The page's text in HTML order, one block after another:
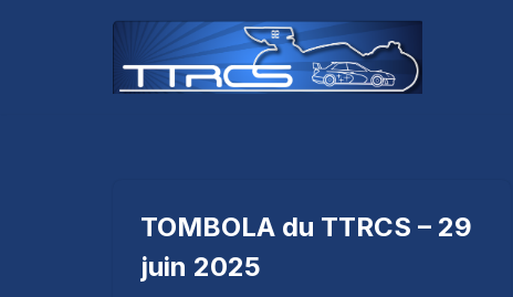
TOMBOLA du TTRCS – 29
juin 2025